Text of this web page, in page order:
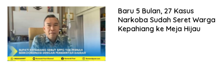
Baru 5 Bulan, 27 Kasus
Narkoba Sudah Seret Warga
Kepahiang ke Meja Hijau